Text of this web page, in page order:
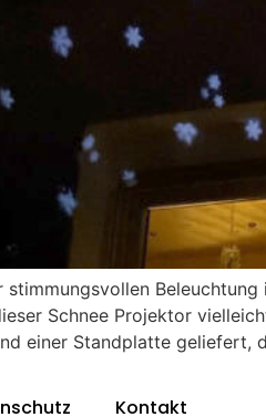
stimmungsvollen
Schnee Projektor
einer Standplatte
Kontakt